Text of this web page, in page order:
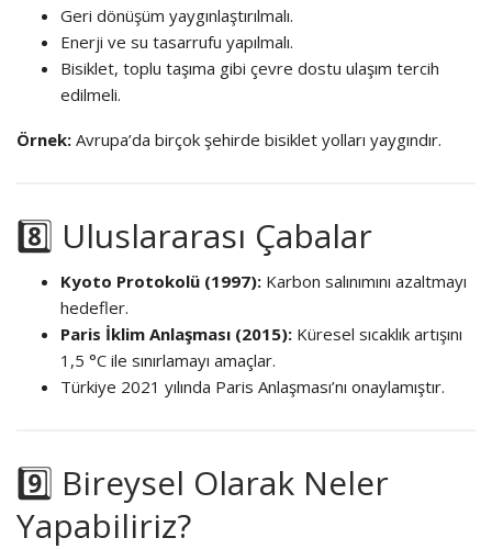
Geri dönüşüm yaygınlaştırılmalı.
Enerji ve su tasarrufu yapılmalı.
Bisiklet, toplu taşıma gibi çevre dostu ulaşım tercih
edilmeli.
Örnek: Avrupa’da birçok şehirde bisiklet yolları yaygındır.
8️⃣ Uluslararası Çabalar
Kyoto Protokolü (1997): Karbon salınımını azaltmayı
hedefler.
Paris İklim Anlaşması (2015): Küresel sıcaklık artışını
1,5 °C ile sınırlamayı amaçlar.
Türkiye 2021 yılında Paris Anlaşması’nı onaylamıştır.
9️⃣ Bireysel Olarak Neler
Yapabiliriz?